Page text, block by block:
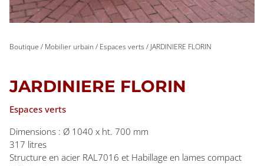
Boutique / Mobilier urbain / Espaces verts / JARDINIERE FLORIN
JARDINIERE FLORIN
Espaces verts
Dimensions : Ø 1040 x ht. 700 mm
317 litres
Structure en acier RAL7016 et Habillage en lames compact